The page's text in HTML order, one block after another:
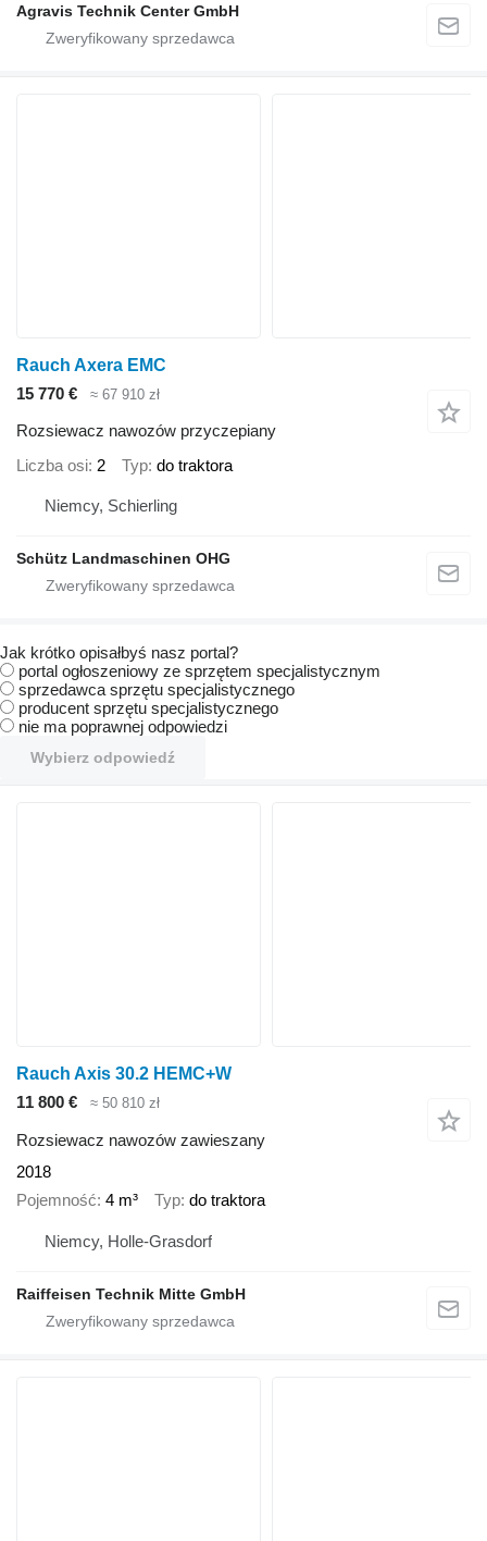
Agravis Technik Center GmbH
Rauch Axera EMC
15 770 €
≈ 67 910 zł
Rozsiewacz nawozów przyczepiany
Liczba osi 2 Typ do traktora
Niemcy, Schierling
Schütz Landmaschinen OHG
Jak krótko opisałbyś nasz portal?
portal ogłoszeniowy ze sprzętem specjalistycznym
sprzedawca sprzętu specjalistycznego
producent sprzętu specjalistycznego
nie ma poprawnej odpowiedzi
Wybierz odpowiedź
Rauch Axis 30.2 HEMC+W
11 800 €
≈ 50 810 zł
Rozsiewacz nawozów zawieszany
2018
Pojemność 4 m³ Typ do traktora
Niemcy, Holle-Grasdorf
Raiffeisen Technik Mitte GmbH